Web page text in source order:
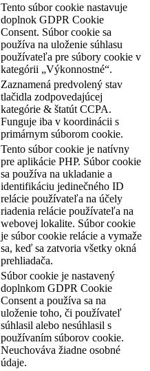
Tento súbor cookie nastavuje
doplnok GDPR Cookie
Consent. Súbor cookie sa
používa na uloženie súhlasu
používateľa pre súbory cookie v
kategórii „Výkonnostné“.
Zaznamená predvolený stav
tlačidla zodpovedajúcej
kategórie & štatút CCPA.
Funguje iba v koordinácii s
primárnym súborom cookie.
Tento súbor cookie je natívny
pre aplikácie PHP. Súbor cookie
sa používa na ukladanie a
identifikáciu jedinečného ID
relácie používateľa na účely
riadenia relácie používateľa na
webovej lokalite. Súbor cookie
je súbor cookie relácie a vymaže
sa, keď sa zatvoria všetky okná
prehliadača.
Súbor cookie je nastavený
doplnkom GDPR Cookie
Consent a používa sa na
uloženie toho, či používateľ
súhlasil alebo nesúhlasil s
používaním súborov cookie.
Neuchováva žiadne osobné
údaje.